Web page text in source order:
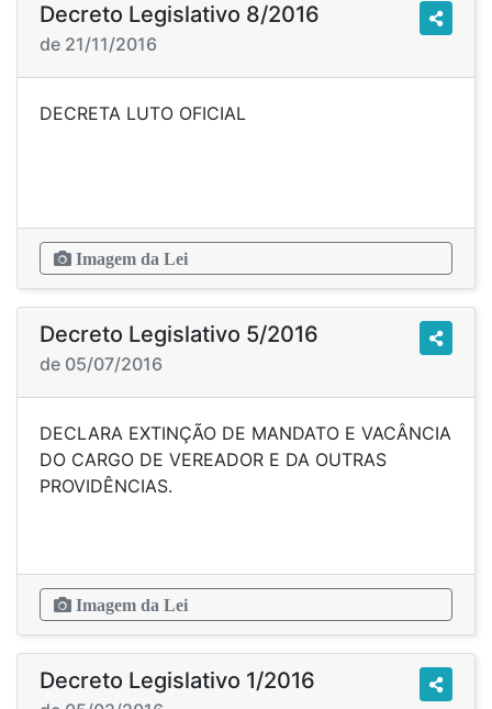
Decreto Legislativo 8/2016
de 21/11/2016
DECRETA LUTO OFICIAL
Imagem da Lei
Decreto Legislativo 5/2016
de 05/07/2016
DECLARA EXTINÇÃO DE MANDATO E VACÂNCIA
DO CARGO DE VEREADOR E DA OUTRAS
PROVIDÊNCIAS.
Imagem da Lei
Decreto Legislativo 1/2016